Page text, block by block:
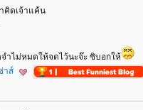
คิดเจ้าแค้น
จำไม่หมดให้จดไว้นะจ๊ะ ซิบอกให้
าส์